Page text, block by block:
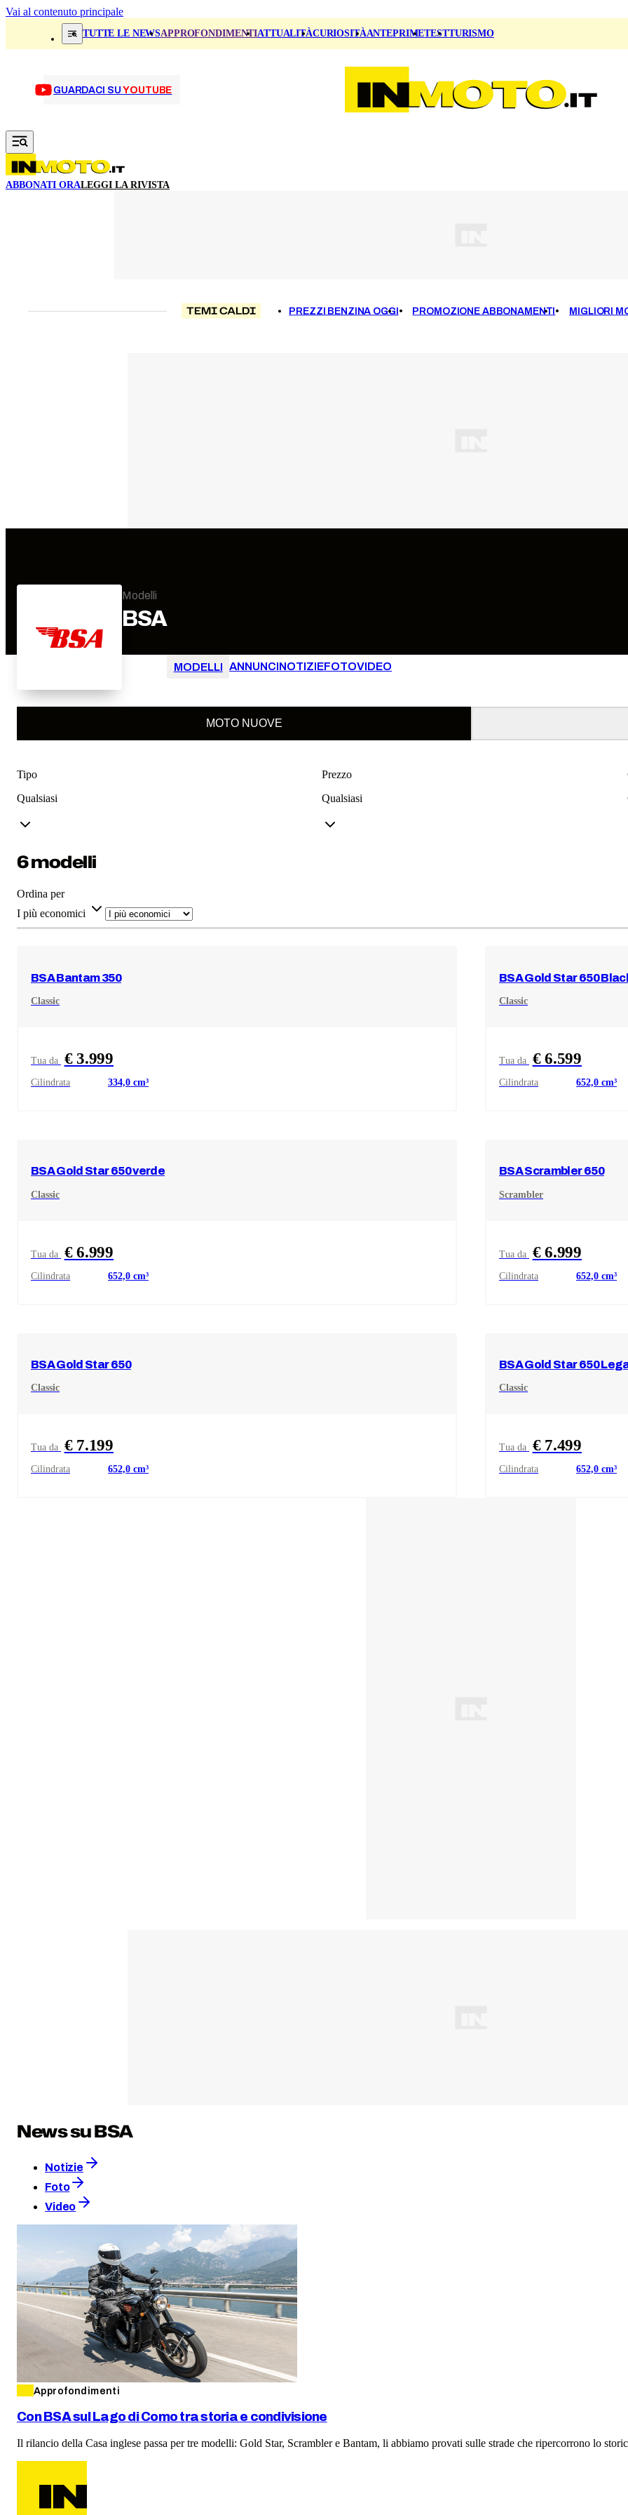
Vai al contenuto principale
TUTTE LE NEWSAPPROFONDIMENTIATTUALITÀCURIOSITÀANTEPRIMETESTTURISMO
GUARDACI SUYOUTUBE
ABBONATI ORALEGGI LA RIVISTA
TEMI CALDI PREZZI BENZINA OGGI PROMOZIONE ABBONAMENTI MIGLIORI
Modelli
BSA
MODELLI ANNUNCINOTIZIEFOTOVIDEO
MOTO NUOVE
Tipo
Qualsiasi
Prezzo
Qualsiasi
6 modelli
Ordina per
I più economici
BSABantam 350
Classic
Tua da € 3.999
Cilindrata 334,0 cm³
BSAGold Star 650
Classic
Tua da € 6.599
Cilindrata 652,0 cm³
BSAGold Star 650 verde
Classic
Tua da € 6.999
Cilindrata 652,0 cm³
BSAScrambler 650
Scrambler
Tua da € 6.999
Cilindrata 652,0 cm³
BSAGold Star 650
Classic
Tua da € 7.199
Cilindrata 652,0 cm³
BSAGold Star 650
Classic
Tua da € 7.499
Cilindrata 652,0 cm³
News su BSA
Notizie
Foto
Video
Approfondimenti
Con BSA sul Lago di Como tra storia e condivisione
Il rilancio della Casa inglese passa per tre modelli: Gold Star, Scrambler e Bantam, li abbiamo provati sulle strade che ripercorrono lo